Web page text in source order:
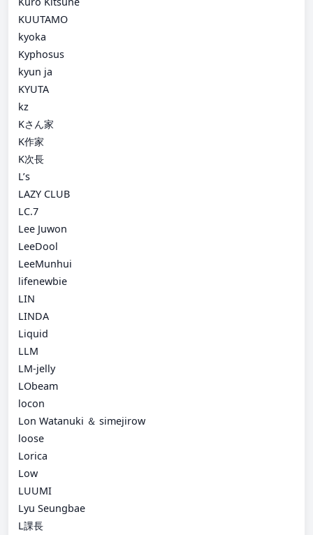
KUUTAMO
kyoka
Kyphosus
kyun ja
KYUTA
kz
Kさん家
K作家
K次長
L’s
LAZY CLUB
LC.7
Lee Juwon
LeeDool
LeeMunhui
lifenewbie
LIN
LINDA
Liquid
LLM
LM-jelly
LObeam
locon
Lon Watanuki ＆ simejirow
loose
Lorica
Low
LUUMI
Lyu Seungbae
L課長